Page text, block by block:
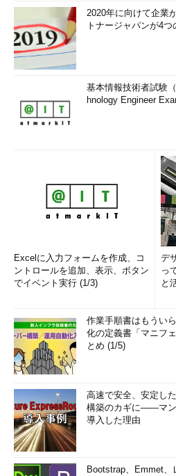
2020年に向けて企業
トナージャパンが4
基本情報技術者試験
hnology Engineer
Excelに入力フォームを作成、コ
ントロールを追加、表示、ボタン
でイベント実行 (1/3)
デ
っ
と
作業手順書はもうい
化の定義書「マニフ
とめ (1/5)
高速で安全、安定し
構築のカギに――マン
導入した理由
Bootstrap、Emmet